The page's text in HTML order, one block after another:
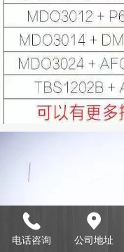
电话咨询 公司地址